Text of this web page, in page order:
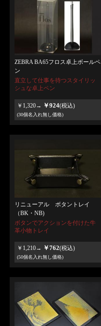
ZEBRA BA65フロス卓上ボールペ
ン
直立して仕事を待つスタイリッ
シュな卓上ペン
￥1,320→ ￥924(税込)
(30個名入れ無し価格)
リニューアル ボタントレイ
（BK・NB)
ボタンでアクションを付けた牛
革小物トレイ
￥1,210→ ￥762(税込)
(50個名入れ無し価格)